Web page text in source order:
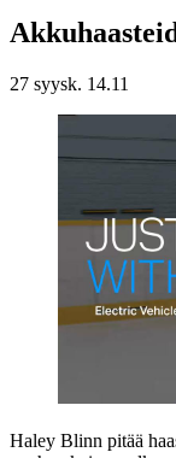
27 syysk. 14.11
Haley Blinn pitää